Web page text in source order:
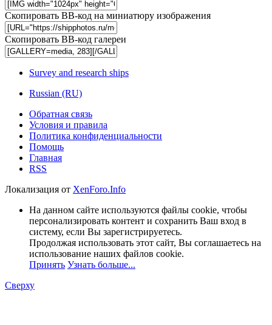
Скопировать BB-код на миниатюру изображения
Скопировать BB-код галереи
Survey and research ships
Russian (RU)
Обратная связь
Условия и правила
Политика конфиденциальности
Помощь
Главная
RSS
Локализация от XenForo.Info
На данном сайте используются файлы cookie, чтобы
персонализировать контент и сохранить Ваш вход в
систему, если Вы зарегистрируетесь.
Продолжая использовать этот сайт, Вы соглашаетесь на
использование наших файлов cookie.
Принять Узнать больше...
Сверху